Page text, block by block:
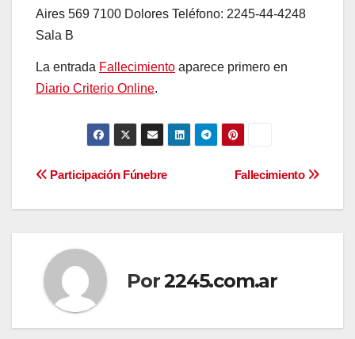
Aires 569 7100 Dolores Teléfono: 2245-44-4248
Sala B
La entrada Fallecimiento aparece primero en
Diario Criterio Online.
Navegación
de
entradas
Fallecimiento
Participación Fúnebre
Por2245.com.ar